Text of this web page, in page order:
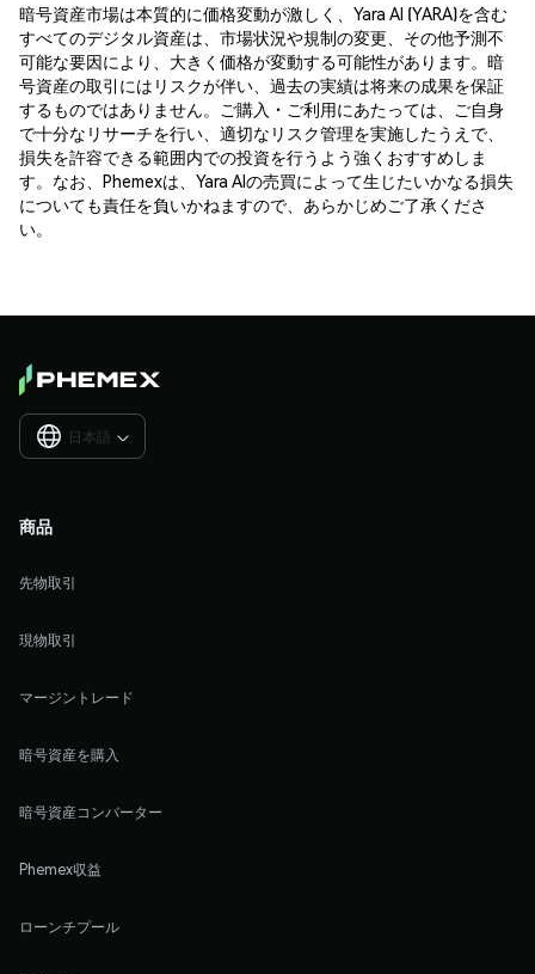
暗号資産市場は本質的に価格変動が激しく、Yara AI (YARA)を含む
すべてのデジタル資産は、市場状況や規制の変更、その他予測不
可能な要因により、大きく価格が変動する可能性があります。暗
号資産の取引にはリスクが伴い、過去の実績は将来の成果を保証
するものではありません。ご購入・ご利用にあたっては、ご自身
で十分なリサーチを行い、適切なリスク管理を実施したうえで、
損失を許容できる範囲内での投資を行うよう強くおすすめしま
す。なお、Phemexは、Yara AIの売買によって生じたいかなる損失
についても責任を負いかねますので、あらかじめご了承くださ
い。
日本語 
商品
先物取引
現物取引
マージントレード
暗号資産を購入
暗号資産コンバーター
Phemex収益
ローンチプール